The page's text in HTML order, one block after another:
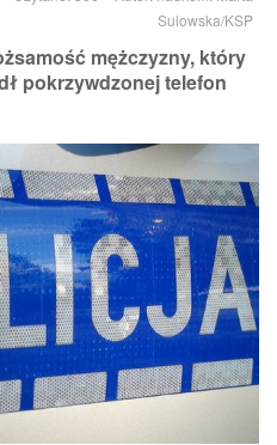
Sulowska/KSP
mężczyzny, który
pokrzywdzonej telefon